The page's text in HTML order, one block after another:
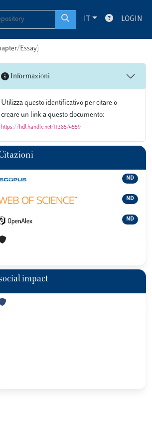
IT LOGIN
Essay)
Informazioni
Utilizza questo identificativo per citare o
creare un link a questo documento:
https://hdl.handle.net/11385/4559
ND
ND
ND
impact